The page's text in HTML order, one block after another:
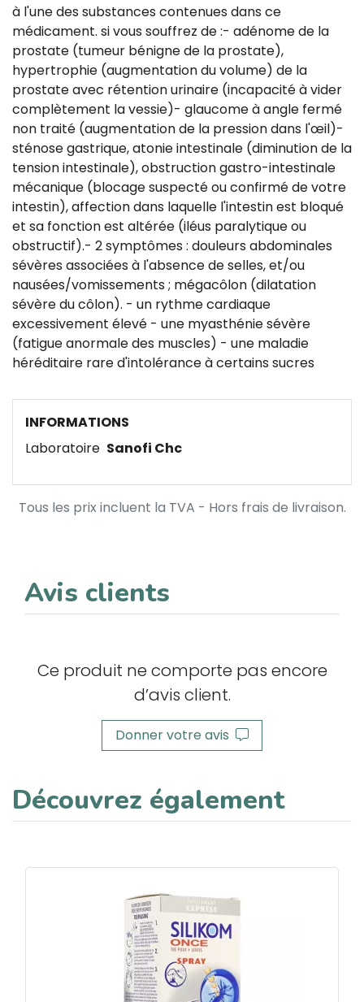
à l'une des substances contenues dans ce
médicament. si vous souffrez de :- adénome de la
prostate (tumeur bénigne de la prostate),
hypertrophie (augmentation du volume) de la
prostate avec rétention urinaire (incapacité à vider
complètement la vessie)- glaucome à angle fermé
non traité (augmentation de la pression dans l'œil)-
sténose gastrique, atonie intestinale (diminution de la
tension intestinale), obstruction gastro-intestinale
mécanique (blocage suspecté ou confirmé de votre
intestin), affection dans laquelle l'intestin est bloqué
et sa fonction est altérée (iléus paralytique ou
obstructif).- 2 symptômes : douleurs abdominales
sévères associées à l'absence de selles, et/ou
nausées/vomissements ; mégacôlon (dilatation
sévère du côlon). - un rythme cardiaque
excessivement élevé - une myasthénie sévère
(fatigue anormale des muscles) - une maladie
héréditaire rare d'intolérance à certains sucres
INFORMATIONS
Laboratoire Sanofi Chc
Tous les prix incluent la TVA - Hors frais de livraison.
Avis clients
Ce produit ne comporte pas encore
d’avis client.
Donner votre avis
Découvrez également